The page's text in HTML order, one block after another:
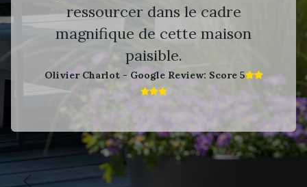
ressourcer dans le cadre
magnifique de cette maison
paisible.
Olivier Charlot - Google Review: Score 5​